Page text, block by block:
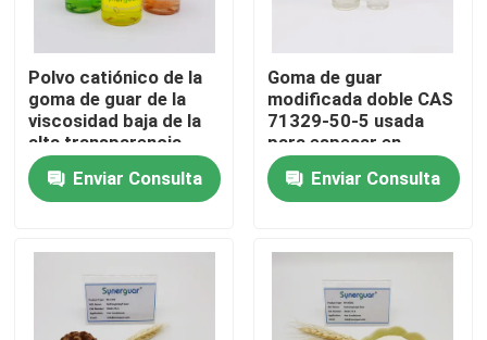
Hogar
Los vídeos
Polvo catiónico de la
goma de guar de la
viscosidad baja de la
alta transparencia
para el champú
Enviar Consulta
Goma de guar
modificada doble CAS
71329-50-5 usada
para espesar en
champú
Enviar Consulta